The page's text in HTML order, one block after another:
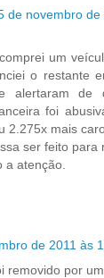
de novembro
um
o restante
alertaram
foi
2.275x mais
ser feito para
a atenção.
de 2011 às
removido por